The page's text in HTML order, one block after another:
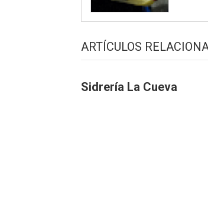
ARTÍCULOS
Sidrería La Cueva